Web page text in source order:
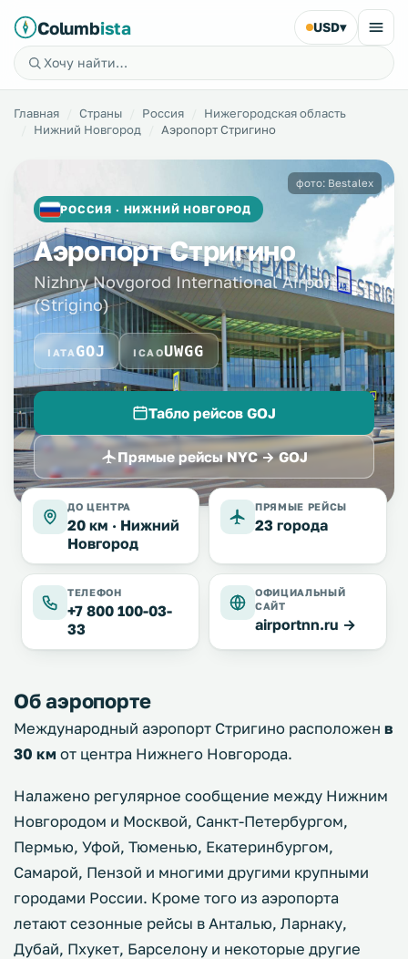
Columbista USD▾
Главная Страны Россия
Нижегородская область
Нижний Новгород
Аэропорт Стригино
РОССИЯ · НИЖНИЙ НОВГОРОД
Аэропорт Стригино
Nizhny Novgorod International Airport
(Strigino)
IATA GOJ ICAOUWGG
Табло рейсов GOJ
Прямые рейсы NYC → GOJ
фото: Bestalex
ДО ЦЕНТРА
20 км · Нижний
Новгород
ПРЯМЫЕ РЕЙСЫ
23 города
ТЕЛЕФОН
+7 800 100-03-
33
ОФИЦИАЛЬНЫЙ
САЙТ
airportnn.ru →
Об аэропорте
Международный аэропорт Стригино расположен в
30 км от центра Нижнего Новгорода.
Налажено регулярное сообщение между Нижним
Новгородом и Москвой, Санкт-Петербургом,
Пермью, Уфой, Тюменью, Екатеринбургом,
Самарой, Пензой и многими другими крупными
городами России. Кроме того из аэропорта
летают сезонные рейсы в Анталью, Ларнаку,
Дубай, Пхукет, Барселону и некоторые другие